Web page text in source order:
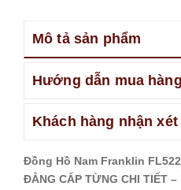
Mô tả sản phẩm
Hướng dẫn mua hàng
Khách hàng nhận xét
Đồng Hồ Nam Franklin
ĐẲNG CẤP TỪNG CHI TIẾT